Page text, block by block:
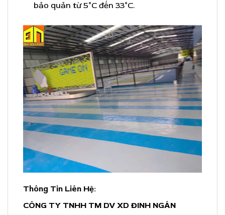
bảo quản từ 5°C đến 33°C.
Thông Tin Liên Hệ:
CÔNG TY TNHH TM DV XD ĐINH NGÂN